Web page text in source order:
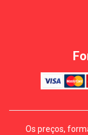
Os preços,